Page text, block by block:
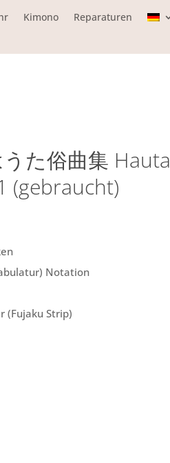
Kimono Reparaturen
た俗曲集 Hauta
(gebraucht)
Notation
(Fujaku Strip)